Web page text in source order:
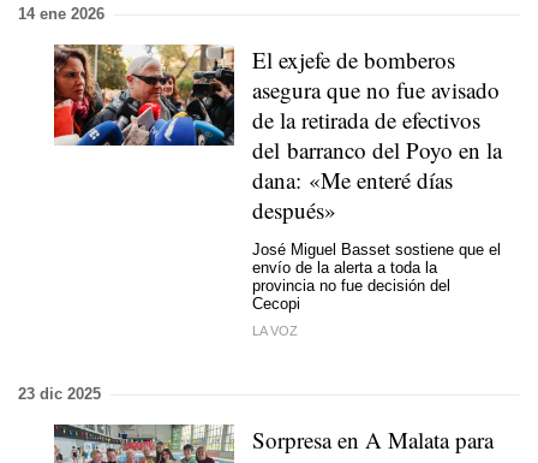
14 ene 2026
El exjefe de bomberos
asegura que no fue avisado
de la retirada de efectivos
del barranco del Poyo en la
dana: «Me enteré días
después»
José Miguel Basset sostiene que el
envío de la alerta a toda la
provincia no fue decisión del
Cecopi
LA VOZ
23 dic 2025
Sorpresa en A Malata para